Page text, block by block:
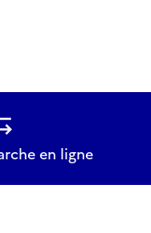
en ligne